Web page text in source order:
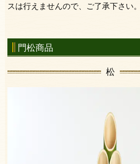
スは行えませんので、ご了承下さい。
門松商品
松